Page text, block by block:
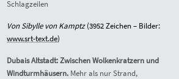
Schlagzeilen
Von Sibylle von Kamptz (3952Zeichen – Bilder:
www.srt-text.de)
Dubais Altstadt: Zwischen Wolkenkratzern und
Windturmhäusern. Mehr als nur Strand,